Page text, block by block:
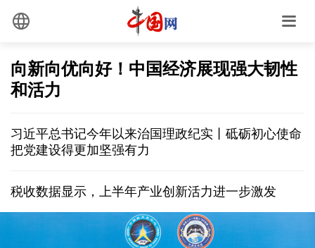
向新向优向好！中国经济展现强大韧性
和活力
习近平总书记今年以来治国理政纪实丨砥砺初心使命
把党建设得更加坚强有力
税收数据显示，上半年产业创新活力进一步激发